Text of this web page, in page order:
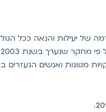
2003 ע"י חברת מייקרוסופט.
מגוונות ואנשים